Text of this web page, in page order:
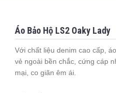
Áo Bảo Hộ LS2 Oaky Lady
Với chất liệu denim cao cấp,
vẻ ngoài bền chắc, cứng cáp
mại, co giãn êm ái.